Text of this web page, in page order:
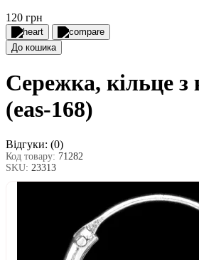
120 грн
До кошика
Сережка, кільце
(eas-168)
Відгуки: (0)
Код товару: 71282
SKU: 23313